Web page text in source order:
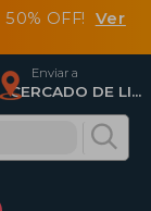
OFF! Ver
Enviar a
CERCADO DE LIMA, Lima